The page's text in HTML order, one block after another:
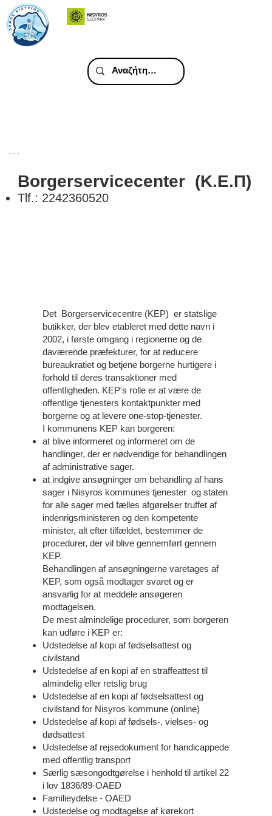
. . .
Borgerservicecenter (Κ.Ε.Π)
Tlf.: 2242360520
Det Borgerservicecentre (KEP) er statslige
butikker, der blev etableret med dette navn i
2002, i første omgang i regionerne og de
daværende præfekturer, for at reducere
bureaukratiet og betjene borgerne hurtigere i
forhold til deres transaktioner med
offentligheden. KEP's rolle er at være de
offentlige tjenesters kontaktpunkter med
borgerne og at levere one-stop-tjenester.
I kommunens KEP kan borgeren:
at blive informeret og informeret om de
handlinger, der er nødvendige for behandlingen
af administrative sager.
at indgive ansøgninger om behandling af hans
sager i Nisyros kommunes tjenester og staten
for alle sager med fælles afgørelser truffet af
indenrigsministeren og den kompetente
minister, alt efter tilfældet, bestemmer de
procedurer, der vil blive gennemført gennem
KEP.
Behandlingen af ansøgningerne varetages af
KEP, som også modtager svaret og er
ansvarlig for at meddele ansøgeren
modtagelsen.
De mest almindelige procedurer, som borgeren
kan udføre i KEP er:
Udstedelse af kopi af fødselsattest og
civilstand
Udstedelse af en kopi af en straffeattest til
almindelig eller retslig brug
Udstedelse af en kopi af fødselsattest og
civilstand for Nisyros kommune (online)
Udstedelse af kopi af fødsels-, vielses- og
dødsattest
Udstedelse af rejsedokument for handicappede
med offentlig transport
Særlig sæsongodtgørelse i henhold til artikel 22
i lov 1836/89-OAED
Familieydelse - OAED
Udstedelse og modtagelse af kørekort